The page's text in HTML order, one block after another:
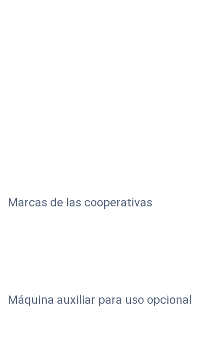
Marcas de las cooperativas
Máquina auxiliar para uso opcional